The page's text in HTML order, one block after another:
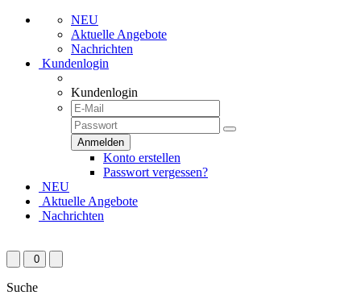
NEU
Aktuelle Angebote
Nachrichten
Kundenlogin
Kundenlogin
Konto erstellen
Passwort vergessen?
NEU
Aktuelle Angebote
Nachrichten
0
Suche